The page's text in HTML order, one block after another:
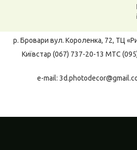
р. Бровари вул. Короленка, 72, ТЦ
Київстар (067) 737-20-13 МТС
e-mail: